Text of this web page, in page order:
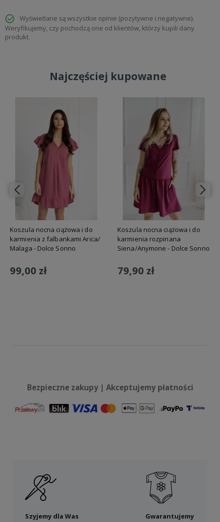
Wyświetlane są wszystkie opinie (pozytywne i negatywne).
Weryfikujemy, czy pochodzą one od klientów, którzy kupili dany
produkt.
Najczęściej kupowane
Koszula nocna ciążowa i do
karmienia z falbankami Arica/
Malaga - Dolce Sonno
99,00 zł
Koszula nocna ciążowa i do
karmienia rozpinana
Siena/Anymone - Dolce Sonno
79,90 zł
Bezpieczne zakupy | Akceptujemy płatności
Szyjemy dla Was
Gwarantujemy